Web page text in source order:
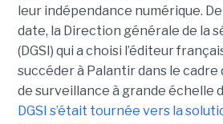
leur indépendance numérique.
date, la Direction générale de la
(DGSI) qui a choisi l’éditeur
succéder à Palantir dans le
de surveillance à grande échelle
DGSI s’était tournée vers la